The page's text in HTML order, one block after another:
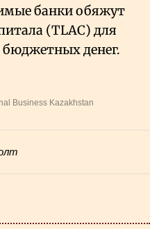
банки обяжут
(TLAC) для
денег.
Business Kazakhstan